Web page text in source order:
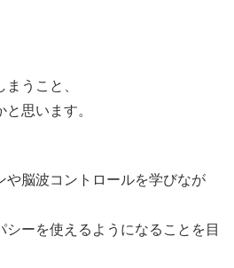
うこと、
思います。
や脳波コントロールを学びなが
シーを使えるようになることを目